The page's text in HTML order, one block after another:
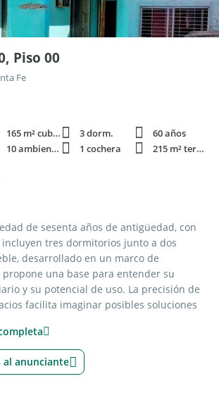
Piso 00
Fe
165 m² cubie. 3 dorm.
60 años
10 ambientes 1 cochera 215 m² terren.
de sesenta años de antigüedad, con
tres dormitorios junto a dos
desarrollado en un marco de
una base para entender su
y su potencial de uso. La precisión de
facilita imaginar posibles soluciones
anuncio acompaña la naturaleza de la
largo de su trayectoria ha mantenido una
La antigüedad, combinada con la
opción de base para proyectos de
a diferentes necesidades de
al anunciante